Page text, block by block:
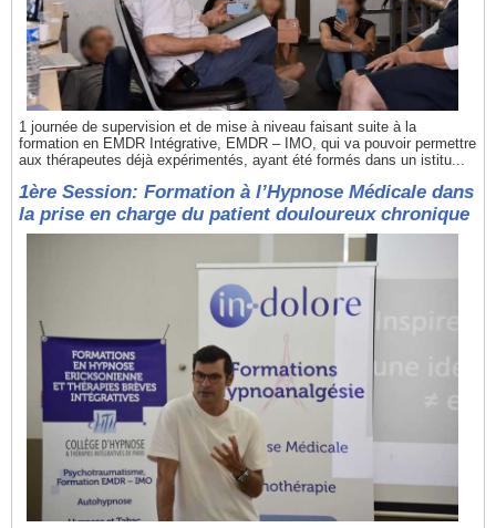
1 journée de supervision et de mise à niveau faisant suite à la
formation en EMDR Intégrative, EMDR – IMO, qui va pouvoir permettre
aux thérapeutes déjà expérimentés, ayant été formés dans un istitu...
1ère Session: Formation à l’Hypnose Médicale dans
la prise en charge du patient douloureux chronique